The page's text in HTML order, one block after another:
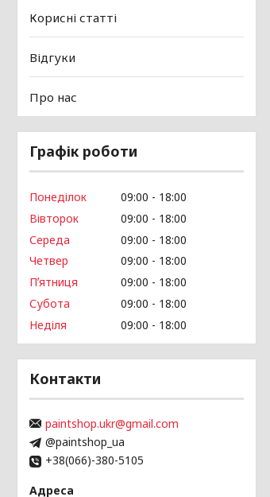
Корисні статті
Відгуки
Про нас
Графік роботи
Понеділок 09:00
18:00
Вівторок
09:00
18:00
Середа
09:00
18:00
Четвер
09:00
18:00
Пʼятниця
09:00
18:00
Субота
09:00
18:00
Неділя
09:00 18:00
Контакти
paintshop.ukr@gmail.com
@paintshop_ua
+38(066)-380-5105